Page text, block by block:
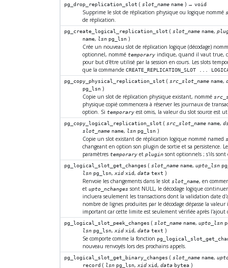
pg_drop_replication_slot (slot_name name ) →void
Supprime le slot de réplication physique ou logique nommé
de réplication.
pg_create_logical_replication_slot (slot_name name,
name, lsn pg_lsn)
Crée un nouveau slot de réplication logique (décodage)
optionnel, nommé temporaryindique, quand il vaut true,
pour but d'être utilisé par la session en cours. Les slots
que la commande CREATE_REPLICATION_SLOT ...
pg_copy_physical_replication_slot (src_slot_name name,
pg_lsn)
Copie un slot de réplication physique existant, nommé
physique copié commencera à réserver les journaux de
option. Si temporaryest omis, la valeur du slot source est
pg_copy_logical_replication_slot (src_slot_name name,
slot_name name, lsn pg_lsn)
Copie un slot existant de réplication logique nommé named
changeant en option son plugin de sortie et sa persistence.
paramètres temporaryet pluginsont optionnels ; s'ils sont
pg_logical_slot_get_changes (slot_name name,upto_lsn
lsn pg_lsn, xid xid, data text )
Renvoie les changements dans le slot slot_name, en
et upto_nchangessont NULL, le décodage logique
incluera seulement les transactions dont la validation date
nombre de lignes produites par le décodage dépasse la
important car cette limite est seulement vérifiée après
pg_logical_slot_peek_changes (slot_name name,upto_lsn
lsn pg_lsn, xid xid, data text )
Se comporte comme la fonction
nouveau renvoyés lors des prochains appels.
pg_logical_slot_get_binary_changes (slot_name name,
record ( lsn pg_lsn, xid xid, data bytea)